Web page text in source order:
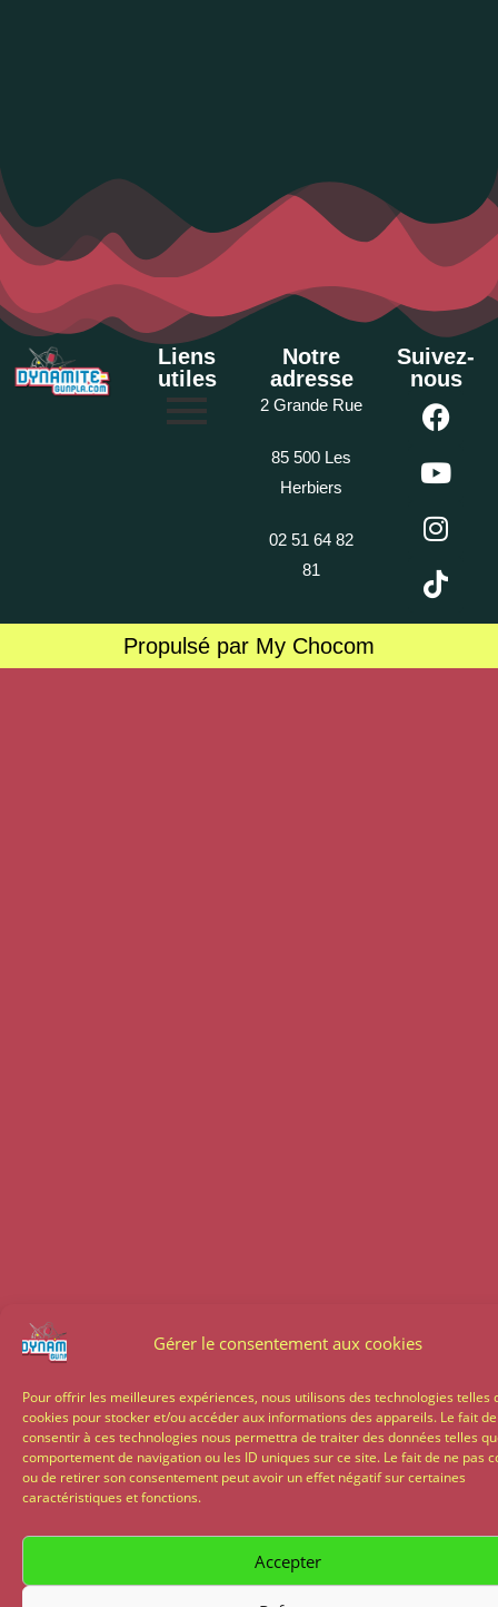
Gérer le consentement aux cookies
Pour offrir les meilleures expériences, nous utilisons des technologies telles
cookies pour stocker et/ou accéder aux informations des appareils. Le fait de
consentir à ces technologies nous permettra de traiter des données telles
comportement de navigation ou les ID uniques sur ce site. Le fait de ne pas
ou de retirer son consentement peut avoir un effet négatif sur certaines
caractéristiques et fonctions.
Accepter
Liens
utiles
Notre
adresse
2 Grande Rue
85 500 Les
Herbiers
02 51 64 82
81
Suivez-
nous
Propulsé par My Chocom